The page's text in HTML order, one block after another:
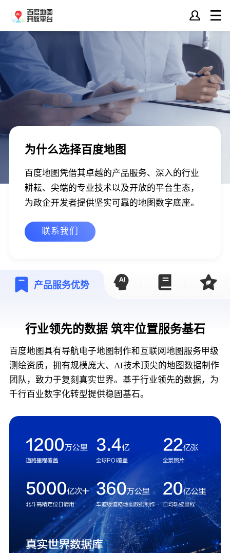
为什么选择百度地图
百度地图凭借其卓越的产品服务、深入的行业
耕耘、尖端的专业技术以及开放的平台生态，
为政企开发者提供坚实可靠的地图数字底座。
联系我们
产品服务优势
行业领先的数据 筑牢位置服务基石
百度地图具有导航电子地图制作和互联网地图服务甲级
测绘资质，拥有规模庞大、AI技术顶尖的地图数据制作
团队，致力于复刻真实世界。基于行业领先的数据，为
千行百业数字化转型提供稳固基石。